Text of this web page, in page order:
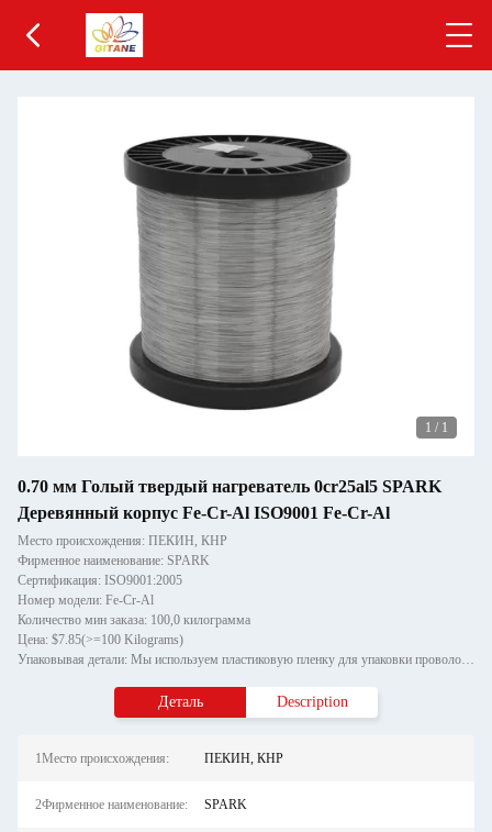
1 / 1
0.70 мм Голый твердый нагреватель 0cr25al5 SPARK
Деревянный корпус Fe-Cr-Al ISO9001 Fe-Cr-Al
Место происхождения: ПЕКИН, КНР
Фирменное наименование: SPARK
Сертификация: ISO9001:2005
Номер модели: Fe-Cr-Al
Количество мин заказа: 100,0 килограмма
Цена: $7.85(>=100 Kilograms)
Упаковывая детали: Мы используем пластиковую пленку для упаковки проволоки оси, а внешняя упаковка валовой проволоки ис
Деталь Description
1Место происхождения: ПЕКИН, КНР
2Фирменное наименование: SPARK